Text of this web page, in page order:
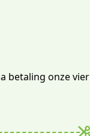
betaling onze vier